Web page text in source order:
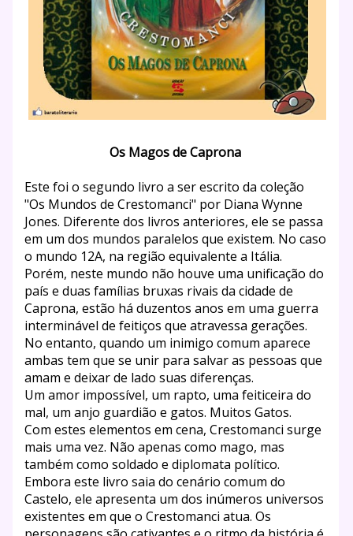
Os Magos de Caprona
Este foi o segundo livro a ser escrito da coleção
"Os Mundos de Crestomanci" por Diana Wynne
Jones. Diferente dos livros anteriores, ele se passa
em um dos mundos paralelos que existem. No caso
o mundo 12A, na região equivalente a Itália.
Porém, neste mundo não houve uma unificação do
país e duas famílias bruxas rivais da cidade de
Caprona, estão há duzentos anos em uma guerra
interminável de feitiços que atravessa gerações.
No entanto, quando um inimigo comum aparece
ambas tem que se unir para salvar as pessoas que
amam e deixar de lado suas diferenças.
Um amor impossível, um rapto, uma feiticeira do
mal, um anjo guardião e gatos. Muitos Gatos.
Com estes elementos em cena, Crestomanci surge
mais uma vez. Não apenas como mago, mas
também como soldado e diplomata político.
Embora este livro saia do cenário comum do
Castelo, ele apresenta um dos inúmeros universos
existentes em que o Crestomanci atua. Os